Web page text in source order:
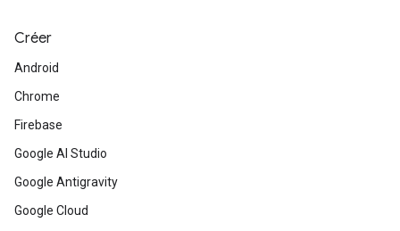
Créer
Android
Chrome
Firebase
Google AI Studio
Google Antigravity
Google Cloud